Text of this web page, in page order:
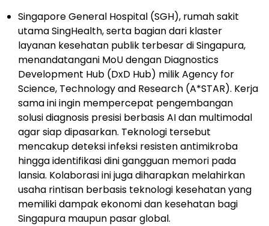
Singapore General Hospital (SGH), rumah sakit
utama SingHealth, serta bagian dari klaster
layanan kesehatan publik terbesar di Singapura,
menandatangani MoU dengan Diagnostics
Development Hub (DxD Hub) milik Agency for
Science, Technology and Research (A*STAR). Kerja
sama ini ingin mempercepat pengembangan
solusi diagnosis presisi berbasis AI dan multimodal
agar siap dipasarkan. Teknologi tersebut
mencakup deteksi infeksi resisten antimikroba
hingga identifikasi dini gangguan memori pada
lansia. Kolaborasi ini juga diharapkan melahirkan
usaha rintisan berbasis teknologi kesehatan yang
memiliki dampak ekonomi dan kesehatan bagi
Singapura maupun pasar global.